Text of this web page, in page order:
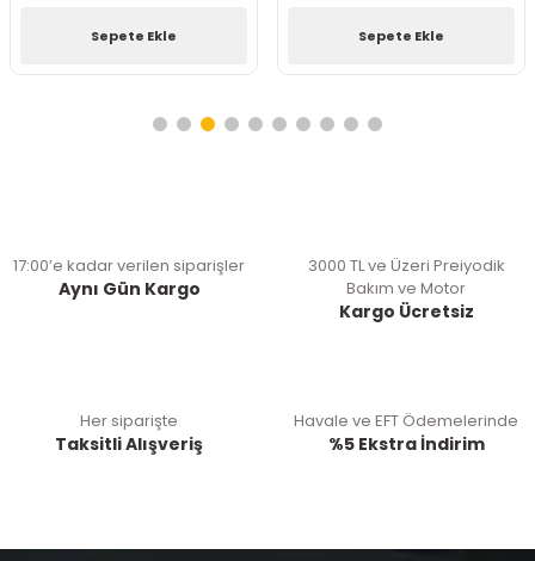
Sepete Ekle Sepete Ekle
17:00’e kadar verilen siparişler
Aynı Gün Kargo
3000 TL ve Üzeri Preiyodik
Bakım ve Motor
Kargo Ücretsiz
Her siparişte
Taksitli Alışveriş
Havale ve EFT Ödemelerinde
%5 Ekstra İndirim